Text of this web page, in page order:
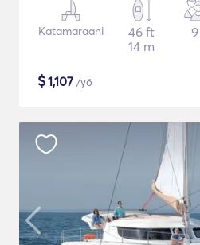
Katamaraani
46 ft
14 m
9
$1,107 /yö